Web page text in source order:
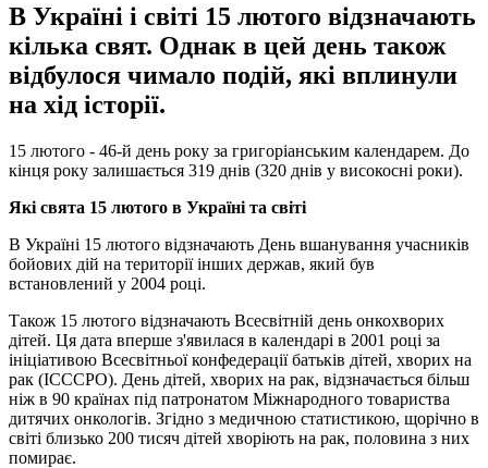
В Україні і світі 15 лютого відзначають
кілька свят. Однак в цей день також
відбулося чимало подій, які вплинули
на хід історії.
15 лютого - 46-й день року за григоріанським календарем. До
кінця року залишається 319 днів (320 днів у високосні роки).
Які свята 15 лютого в Україні та світі
В Україні 15 лютого відзначають День вшанування учасників
бойових дій на території інших держав, який був
встановлений у 2004 році.
Також 15 лютого відзначають Всесвітній день онкохворих
дітей. Ця дата вперше з'явилася в календарі в 2001 році за
ініціативою Всесвітньої конфедерації батьків дітей, хворих на
рак (ICCCPO). День дітей, хворих на рак, відзначається більш
ніж в 90 країнах під патронатом Міжнародного товариства
дитячих онкологів. Згідно з медичною статистикою, щорічно в
світі близько 200 тисяч дітей хворіють на рак, половина з них
помирає.